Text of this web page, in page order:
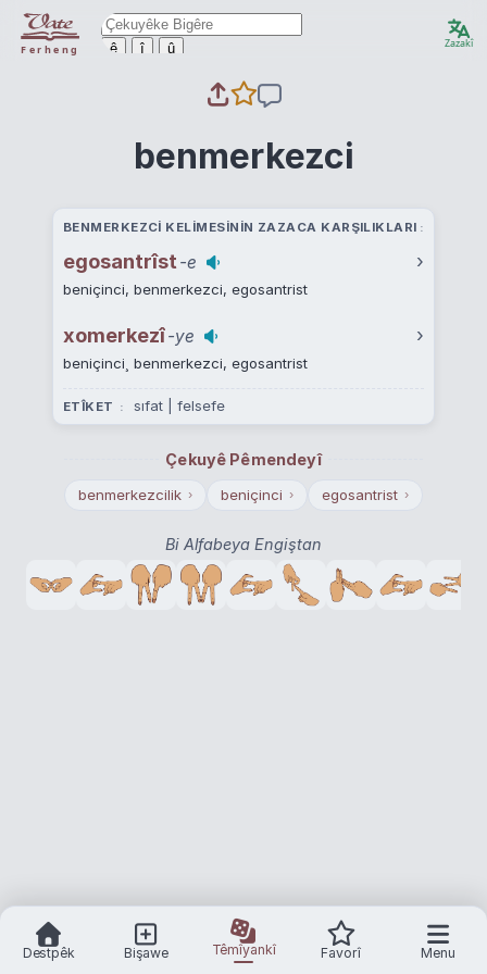
Ferheng ê î û Zazakî
benmerkezci
BENMERKEZCI KELIMESININ ZAZACA KARŞILIKLARI
egosantrîst -e ›
beniçinci, benmerkezci, egosantrist
xomerkezî-ye ›
beniçinci¸ benmerkezci, egosantrist
ETÎKET sıfat | felsefe
Çekuyê Pêmendeyî
benmerkezcilik › beniçinci › egosantrist ›
Bi Alfabeya Engiştan
Destpêk Bişawe Têmîyankî Favorî Menu